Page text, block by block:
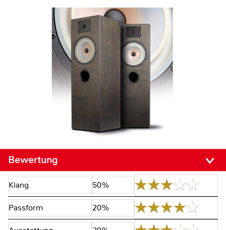
Bewertung
Klang 50%
Passform 20%